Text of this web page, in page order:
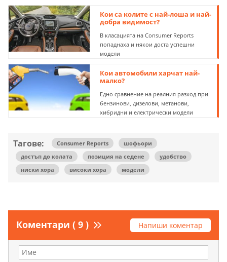
Кои са колите с най-лоша и най-
добра видимост?
В класацията на Consumer Reports
попаднаха и някои доста успешни
модели
Кои автомобили харчат най-
малко?
Едно сравнение на реалния разход при
бензинови, дизелови, метанови,
хибридни и електрически модели
Тагове: Consumer Reports
шофьори
достъп до колата
позиция на седене
удобство
ниски хора
високи хора модели
Коментари ( 9 ) Напиши коментар